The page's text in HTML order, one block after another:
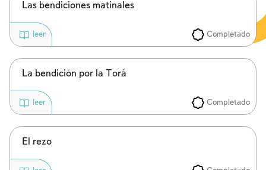
Las bendiciones matinales
Completado
leer
La bendición por la Torá
Completado
leer
El rezo